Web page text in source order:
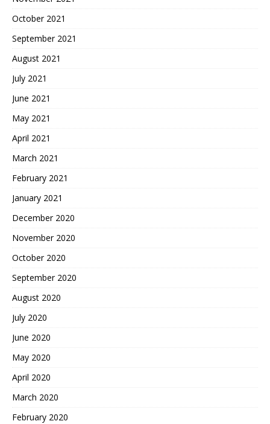
October 2021
September 2021
August 2021
July 2021
June 2021
May 2021
April 2021
March 2021
February 2021
January 2021
December 2020
November 2020
October 2020
September 2020
August 2020
July 2020
June 2020
May 2020
April 2020
March 2020
February 2020